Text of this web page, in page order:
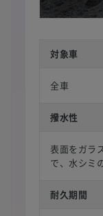
対象車
全車
撥水性
表面をガラ
で、水シミ
耐久期間